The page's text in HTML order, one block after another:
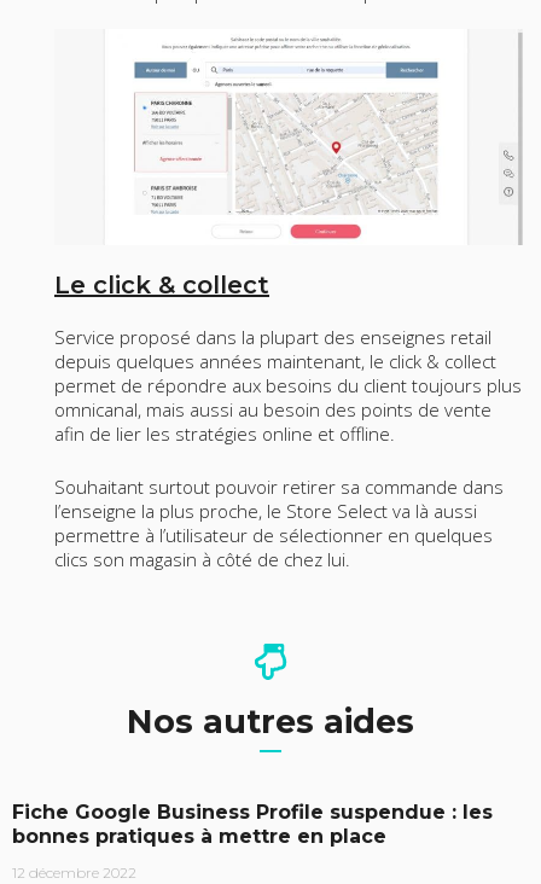
Le click & collect
Service proposé dans la plupart des enseignes retail
depuis quelques années maintenant, le click & collect
permet de répondre aux besoins du client toujours plus
omnicanal, mais aussi au besoin des points de vente
afin de lier les stratégies online et offline.
Souhaitant surtout pouvoir retirer sa commande dans
l’enseigne la plus proche, le Store Select va là aussi
permettre à l’utilisateur de sélectionner en quelques
clics son magasin à côté de chez lui.
Nos autres aides
Fiche Google Business Profile suspendue : les
bonnes pratiques à mettre en place
12 décembre 2022